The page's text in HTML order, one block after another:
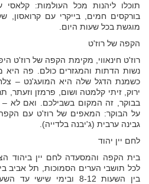
תוכלו ליהנות מכל העולמות:
בורקסים חמים, בייקרי עם קרואסון,
מוגשת בכל שעות היום.
הקפה של רוז'ט
רוז'ט חינאווי, מקימת הקפה של רוז'ט
נשות הדתות והמגזרים כולם. פה היא
כשמנת הדגל שלה היא המועג'נט –
ירוק, זיתי קלמטה ושום, פרמזן
בבוקר, זה המקום בשבילכם. ואם לא –
על הבוקר: המאפים של רוז'ט עם
גבינה ערבית (ג'יבנה בלדייה).
לחם יין יהוד
בית הקפה והמסעדה לחם יין ביהוד
לכל תושבי הערים הסמוכות, תל אביב